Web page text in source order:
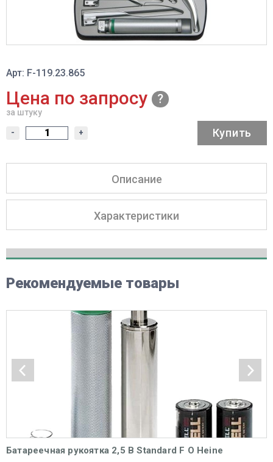
Арт: F-119.23.865
Цена по запросу
за штуку
- + Купить
Описание
Характеристики
Рекомендуемые товары
Батареечная рукоятка 2,5 В Standard F O Heine